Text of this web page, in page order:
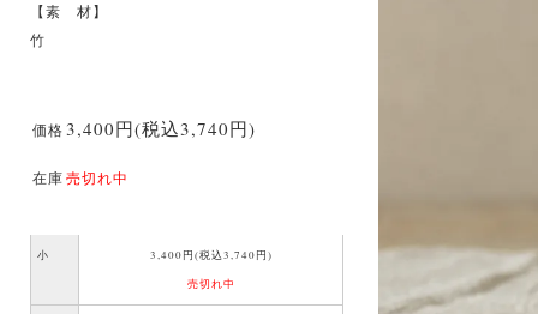
【素 材】
竹
価格3,400円(税込3,740円)
在庫売切れ中
小
3,400円(税込3,740円)
売切れ中